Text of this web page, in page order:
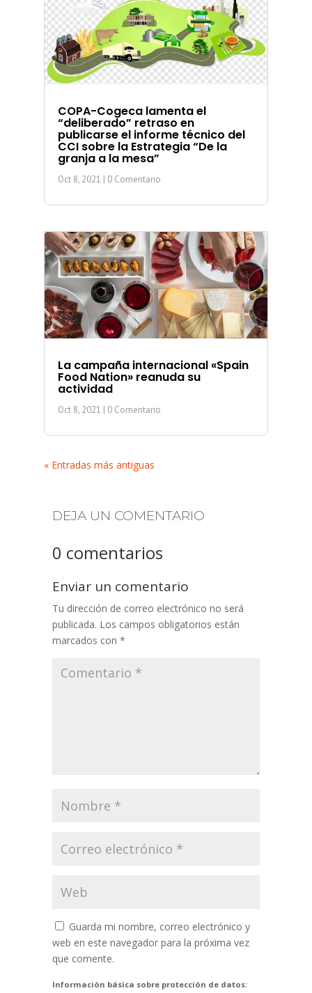
COPA-Cogeca lamenta el
“deliberado” retraso en
publicarse el informe técnico del
CCI sobre la Estrategia “De la
granja a la mesa”
Oct 8, 2021 | 0 Comentario
La campaña internacional «Spain
Food Nation» reanuda su
actividad
Oct 8, 2021 | 0 Comentario
« Entradas más antiguas
DEJA UN COMENTARIO
0 comentarios
Enviar un comentario
Tu dirección de correo electrónico no será
publicada. Los campos obligatorios están
marcados con *
Guarda mi nombre, correo electrónico y
web en este navegador para la próxima vez
que comente.
Información básica sobre protección de datos: